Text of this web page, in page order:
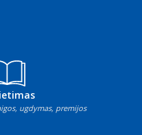
ugdymas, premijos